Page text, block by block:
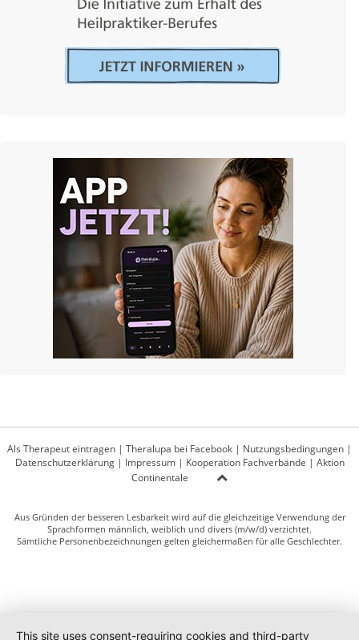
Als Therapeut eintragen | Theralupa bei Facebook | Nutzungsbedingungen |
Datenschutzerklärung| Impressum| Kooperation Fachverbände | Aktion
Continentale
Aus Gründen der besseren Lesbarkeit wird auf die gleichzeitige Verwendung der
Sprachformen männlich, weiblich und divers (m/w/d) verzichtet.
Sämtliche Personenbezeichnungen gelten gleichermaßen für alle Geschlechter.
This site uses consent-requiring cookies and third-party